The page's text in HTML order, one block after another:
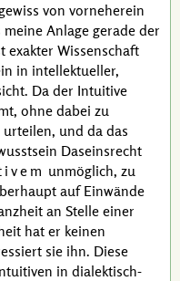
von vorneherein
Anlage gerade der
exakter Wissenschaft
in intellektueller,
Da der Intuitive
ohne dabei zu
urteilen, und da das
Daseinsrecht
unmöglich, zu
auf Einwände
an Stelle einer
hat er keinen
sie ihn. Diese
in dialektisch-